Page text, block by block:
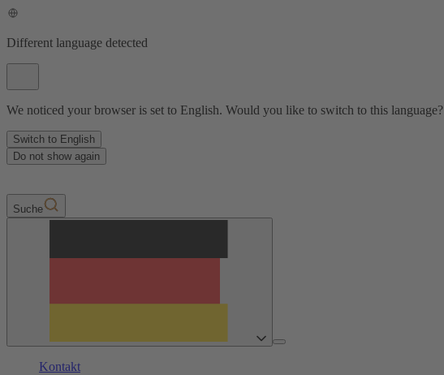
Different language detected
We noticed your browser is set to English. Would you like to switch to this language?
Switch to English
Do not show again
Suche
Kontakt